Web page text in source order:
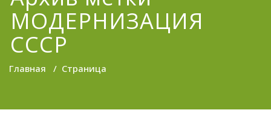
МОДЕРНИЗАЦИЯ
СССР
Главная / Страница